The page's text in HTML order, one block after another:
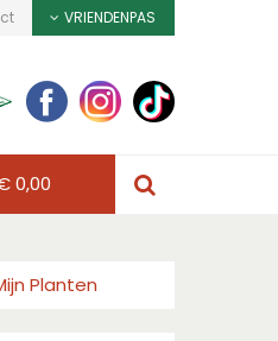
VRIENDENPAS
0,00
Planten